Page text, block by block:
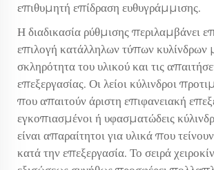
επιθυμητή επίδραση ευθυγράμμισης.
Η διαδικασία ρύθμισης περιλαμβάνει
επιλογή κατάλληλων τύπων κυλίνδρων
σκληρότητα του υλικού και τις
επεξεργασίας. Οι λείοι κύλινδροι
που απαιτούν άριστη επιφανειακή
εγκοπιασμένοι ή υφασματώδεις
είναι απαραίτητοι για υλικά που
κατά την επεξεργασία. Το σειρά